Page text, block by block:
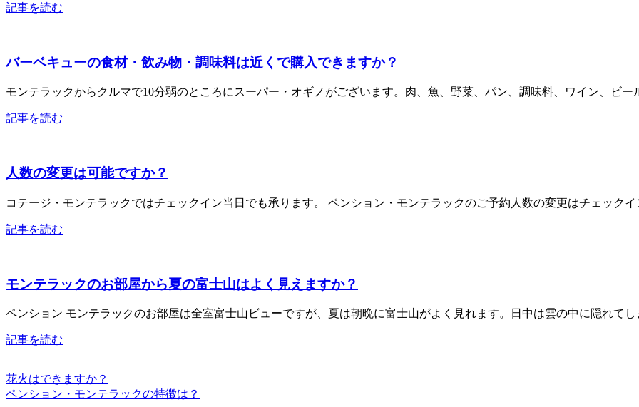
記事を読む
バーベキューの食材・飲み物・調味料は近くで購入できますか？
モンテラックからクルマで10分弱のところにスーパー・オギノがございます。肉、魚、野菜、パン、調味料、ワイン、ビー
記事を読む
人数の変更は可能ですか？
コテージ・モンテラックではチェックイン当日でも承ります。 ペンション・モンテラックのご予約人数の変更はチェック
記事を読む
モンテラックのお部屋から夏の富士山はよく見えますか？
ペンション モンテラックのお部屋は全室富士山ビューですが、夏は朝晩に富士山がよく見れます。日中は雲の中に隠れてし
記事を読む
花火はできますか？
ペンション・モンテラックの特徴は？